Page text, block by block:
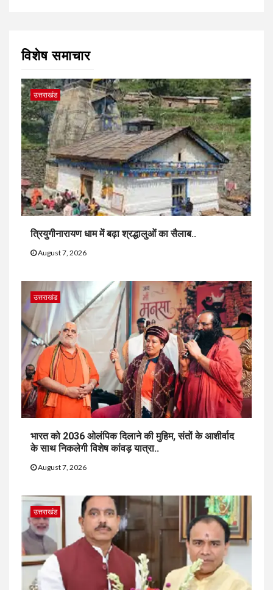
विशेष समाचार
उत्तराखंड
त्रियुगीनारायण धाम में बढ़ा श्रद्धालुओं का सैलाब..
August 7, 2026
उत्तराखंड
भारत को 2036 ओलंपिक दिलाने की मुहिम, संतों के आशीर्वाद
के साथ निकलेगी विशेष कांवड़ यात्रा..
August 7, 2026
उत्तराखंड